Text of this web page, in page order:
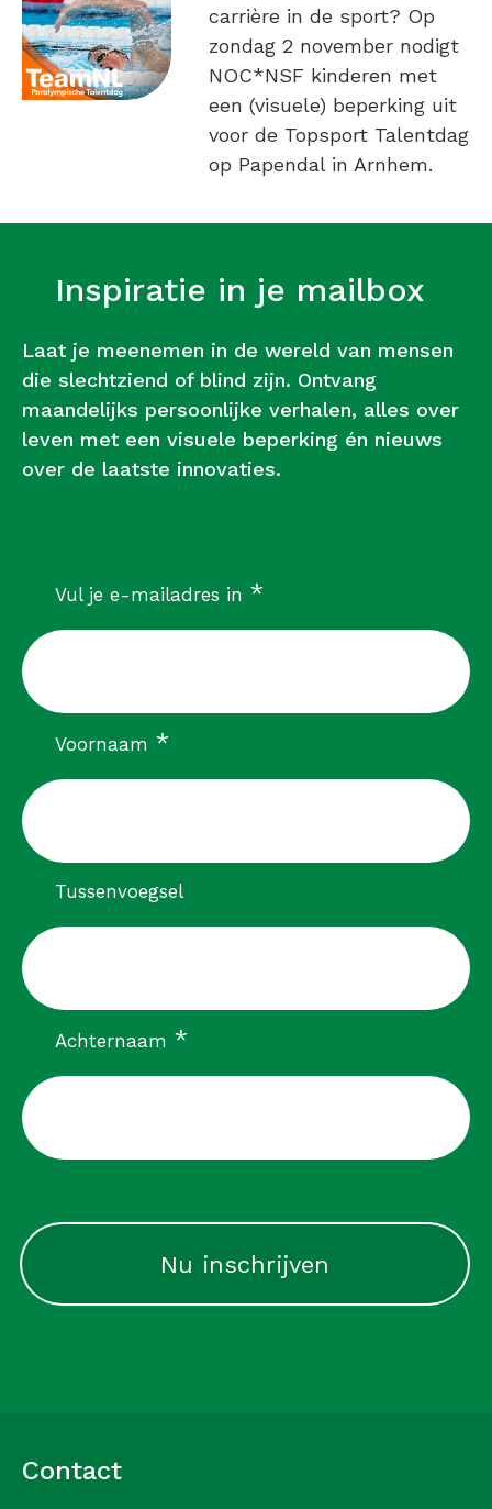
carrière in de sport? Op
zondag 2 november nodigt
NOC*NSF kinderen met
een (visuele) beperking uit
voor de Topsport Talentdag
op Papendal in Arnhem.
Inspiratie in je mailbox
Laat je meenemen in de wereld van mensen
die slechtziend of blind zijn. Ontvang
maandelijks persoonlijke verhalen, alles over
leven met een visuele beperking én nieuws
over de laatste innovaties.
Vul je e-mailadres in *verplicht
Voornaam *verplicht
Tussenvoegsel
Achternaam *verplicht
Contact